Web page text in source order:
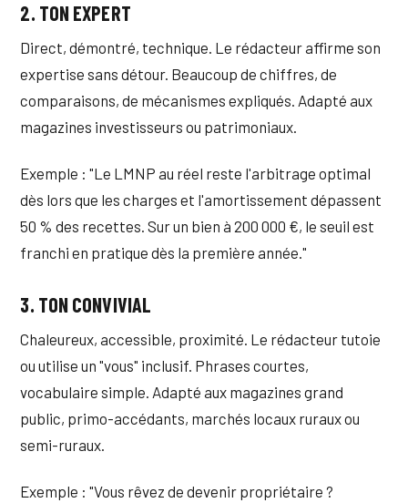
2. TON EXPERT
Direct, démontré, technique. Le rédacteur affirme son
expertise sans détour. Beaucoup de chiffres, de
comparaisons, de mécanismes expliqués. Adapté aux
magazines investisseurs ou patrimoniaux.
Exemple : "Le LMNP au réel reste l'arbitrage optimal
dès lors que les charges et l'amortissement dépassent
50 % des recettes. Sur un bien à 200 000 €, le seuil est
franchi en pratique dès la première année."
3. TON CONVIVIAL
Chaleureux, accessible, proximité. Le rédacteur tutoie
ou utilise un "vous" inclusif. Phrases courtes,
vocabulaire simple. Adapté aux magazines grand
public, primo-accédants, marchés locaux ruraux ou
semi-ruraux.
Exemple : "Vous rêvez de devenir propriétaire ?